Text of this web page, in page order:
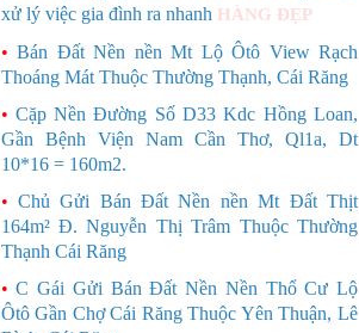
xử lý việc gia đình ra nhanh HÀNG ĐẸP
• Bán Đất Nền nền Mt Lộ Ôtô View Rạch
Thoáng Mát Thuộc Thường Thạnh, Cái Răng
• Cặp Nền Đường Số D33 Kdc Hồng Loan,
Gần Bệnh Viện Nam Cần Thơ, Ql1a, Dt
10*16 = 160m2.
• Chủ Gửi Bán Đất Nền nền Mt Đất Thịt
164m² Đ. Nguyễn Thị Trâm Thuộc Thường
Thạnh Cái Răng
•C Gái Gửi Bán Đất Nền Nền Thổ Cư Lộ
Ôtô Gần Chợ Cái Răng Thuộc Yên Thuận, Lê